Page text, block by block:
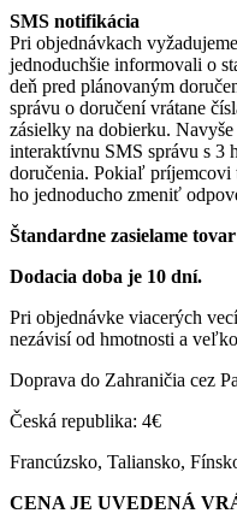
SMS notifikácia
Pri objednávkach
jednoduchšie informovali o
deň pred plánovaným
správu o doručení vrátane
zásielky na dobierku.
interaktívnu SMS správu s 3
doručenia. Pokiaľ príjemcovi
ho jednoducho zmeniť
Štandardne zasielame
Dodacia doba je 10 dní.
Pri objednávke viacerých
nezávisí od hmotnosti a
Doprava do Zahraničia cez
Česká republika: 4€
Francúzsko, Taliansko,
CENA JE UVEDENÁ